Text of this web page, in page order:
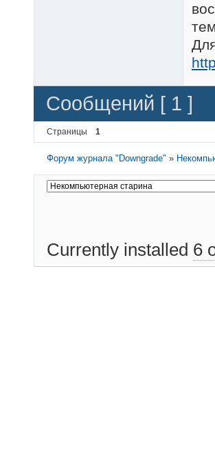
Сообщений [ 1 ]
Страницы 1
Форум журнала "Downgrade" »
Currently installed 6